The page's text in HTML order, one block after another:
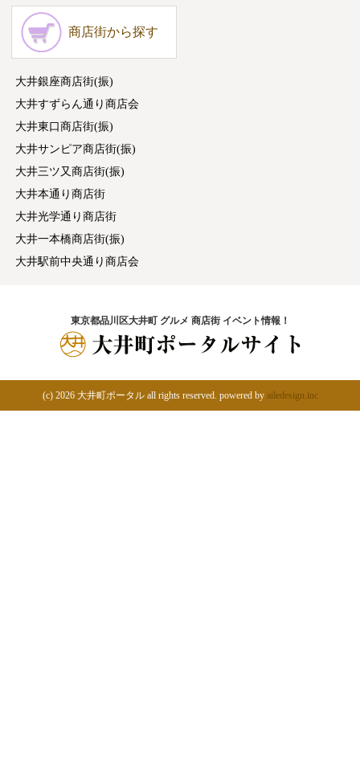
商店街から探す
大井銀座商店街(振)
大井すずらん通り商店会
大井東口商店街(振)
大井サンピア商店街(振)
大井三ツ又商店街(振)
大井本通り商店街
大井光学通り商店街
大井一本橋商店街(振)
大井駅前中央通り商店会
東京都品川区大井町 グルメ 商店街 イベント情報！
(c) 2026 大井町ポータル all rights reserved. powered by ailedesign.inc